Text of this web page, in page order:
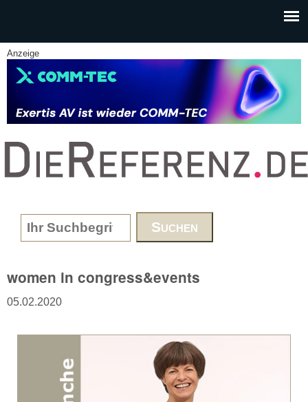
Anzeige
www.DieReferenz.de
Search form
women in congress&events
05.02.2020